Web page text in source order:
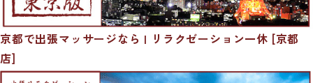
京都で出張マッサージなら | リラクゼーション一休 [京都
店]